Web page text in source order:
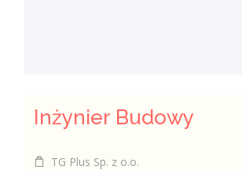
Inżynier Budowy
TG Plus Sp. z o.o.